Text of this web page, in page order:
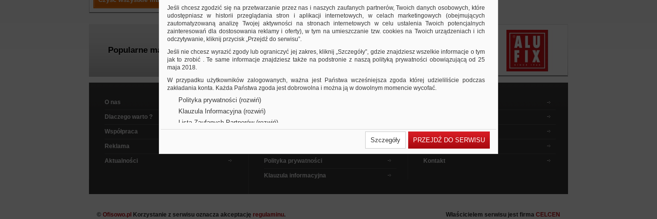
Popularne marki
O nas
Dlaczego warto ?
Współpraca
Reklama
Aktualności
Dla sprzedających
Dla reklamodawców
Polityka prywatności
Klauzula informacyjna
Filmy instruktażowe
Kontakt
© Ofisowo.pl Korzystanie z serwisu oznacza akceptację regulaminu. Właścicielem serwisu jest firma CELCEN
Jeśli chcesz zgodzić się na przetwarzanie przez nas i naszych zaufanych partnerów, Twoich danych osobowych, które
udostępniasz w historii przeglądania stron i aplikacji internetowych, w celach marketingowych (obejmujących
zautomatyzowaną analizę Twojej aktywności na stronach internetowych w celu ustalenia Twoich potencjalnych
zainteresowań dla dostosowania reklamy i oferty), w tym na umieszczanie tzw. cookies na Twoich urządzeniach i ich
odczytywanie, kliknij przycisk „Przejdź do serwisu”.
Jeśli nie chcesz wyrazić zgody lub ograniczyć jej zakres, kliknij „Szczegóły”, gdzie znajdziesz wszelkie informacje o tym
jak to zrobić . Te same informacje znajdziesz także na podstronie z naszą polityką prywatności obowiązującą od 25
maja 2018.
W przypadku użytkowników zalogowanych, ważna jest Państwa wcześniejsza zgoda której udzieliliście podczas
zakładania konta. Każda Państwa zgoda jest dobrowolna i można ją w dowolnym momencie wycofać.
Polityka prywatności (rozwiń)
Klauzula Informacyjna (rozwiń)
Lista Zaufanych Partnerów (rozwiń)
Szczegóły PRZEJDŹ DO SERWISU